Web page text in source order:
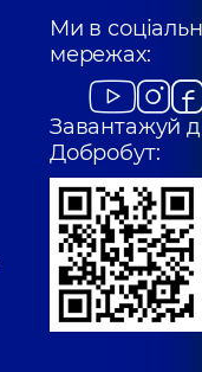
Ми в
мережах:
Завантажуй
Добробут: